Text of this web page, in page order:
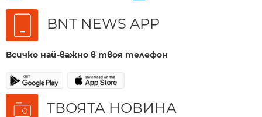
BNT NEWS APP
Всичко най-важно в твоя телефон
ТВОЯТА НОВИНА